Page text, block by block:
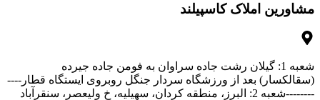
مشاورین املاک کاسپیلند
شعبه 1: گیلان رشت جاده سراوان به فومن جاده جیرده
(سقالکسار) بعد از ورزشگاه سردار جنگل روبروی ایستگاه قطار----
--------شعبه 2: البرز، منطقه کردان، سهیلیه، خ ولیعصر، سنقرآباد